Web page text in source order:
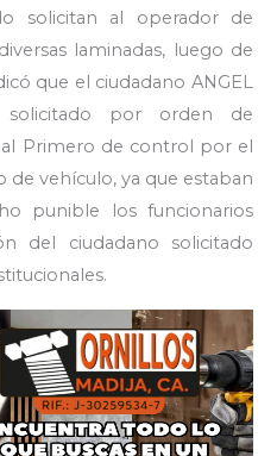
solicitan al operador de
laminadas, luego de
que el ciudadano ANGEL
solicitado por orden de
Primero de control por el
vehículo, ya que estaban
punible los funcionarios
del ciudadano solicitado